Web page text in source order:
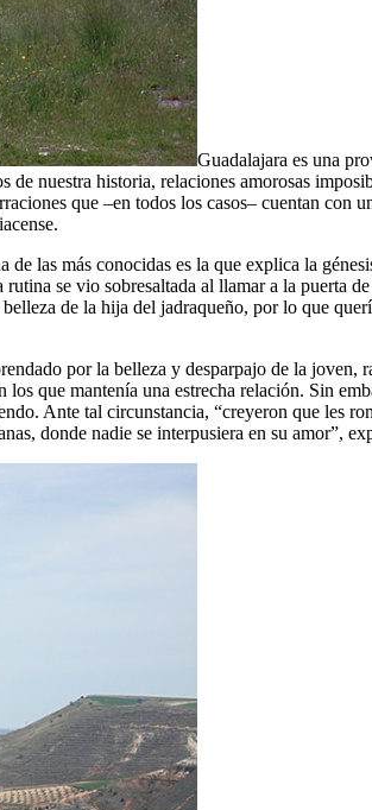
Guadalajara es una
nuestra historia, relaciones amorosas
que –en todos los casos– cuentan
las más conocidas es la que explica la
se vio sobresaltada al llamar a la puerta
de la hija del jadraqueño, por lo que
por la belleza y desparpajo de la
que mantenía una estrecha relación. Sin
Ante tal circunstancia, “creyeron que les
donde nadie se interpusiera en su amor”,